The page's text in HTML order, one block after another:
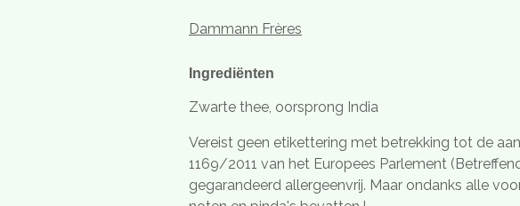
Dammann Frères
Ingrediënten
Zwarte thee, oorsprong India
Vereist geen etikettering met betrekking tot de
1169/2011 van het Europees Parlement
gegarandeerd allergeenvrij. Maar ondanks alle